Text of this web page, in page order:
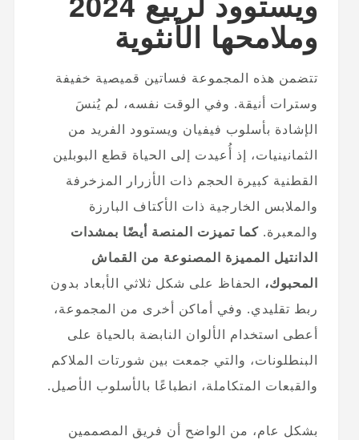
وملامحها الأنثوية
تتضمن هذه المجموعة فساتين قميصية خفيفة
وسترات أنيقة. وفي الوقت نفسه، لم يُنسَ
الإشادة بأسلوب فيفيان ويستوود الفريد من
الثمانينيات، إذ أُعيدت إلى الحياة قطع البوبلين
القطنية كبيرة الحجم ذات الأزرار المزخرفة
والملابس الخارجية ذات الأكتاف البارزة
والمعبرة. كما تميزت المنصة أيضًا بمشدات
الدانتيل المميزة المصنوعة من القماش
المحبوك، الحفاظ على شكل ثلاثي الأبعاد بدون
ربط تقليدي. وفي أماكن أخرى من المجموعة،
أعطى استخدام الألوان النابضة بالحياة على
البنطلونات، والتي جمعت بين شورتات الملاكم
والقبعات المتكاملة، انطباعًا بالأسلوب الأصيل.
بشكل عام، من الواضح أن فريق المصممين